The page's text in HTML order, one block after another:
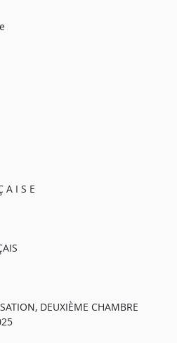
A I S E
DEUXIÈME CHAMBRE